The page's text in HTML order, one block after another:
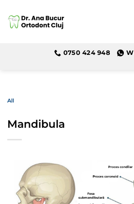
content
0750 424 948
All
Mandibula